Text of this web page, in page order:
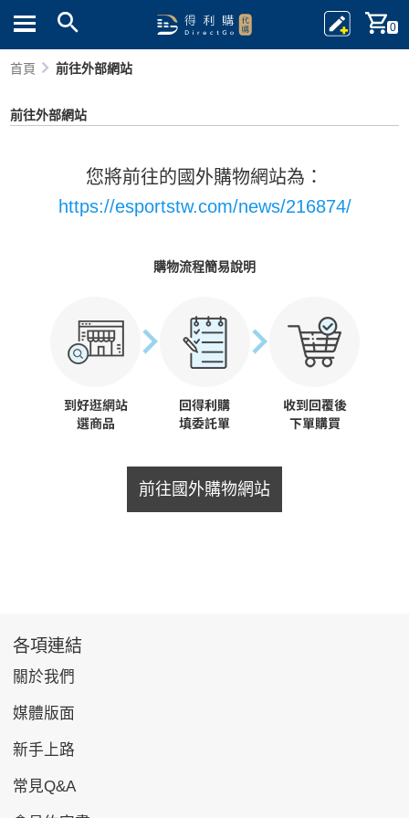
0
首頁 前往外部網站
前往外部網站
您將前往的國外購物網站為：
https://esportstw.com/news/216874/
購物流程簡易說明
前往國外購物網站
各項連結
關於我們
媒體版面
新手上路
常見Q&A